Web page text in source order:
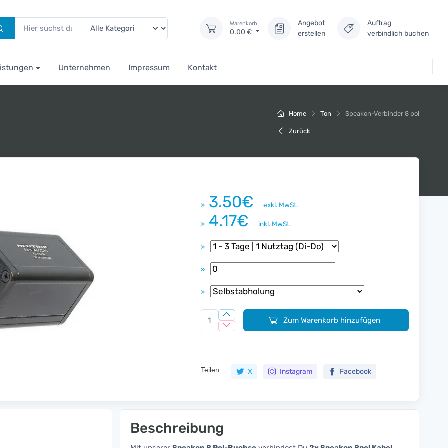
Warenkorb
0.00 €
Angebot
erstellen
Auftrag
verbindlich buchen
Unternehmen Impressum Kontakt
Home Ton Speakon-Verbinder 8 pol
Zurück
» 3.50€ exkl. MwSt.
» 4.17€ inkl. MwSt.
»
»
»
Zum Warenkorb hinzufügen
Teilen: X Instagram Facebook
Beschreibung